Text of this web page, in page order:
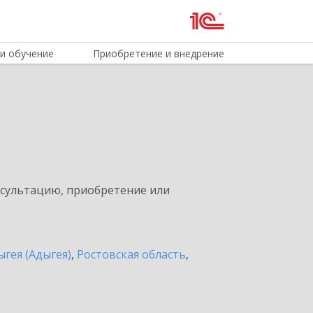
обучение Приобретение и внедрение
приобретение или
(Адыгея), Ростовская область,